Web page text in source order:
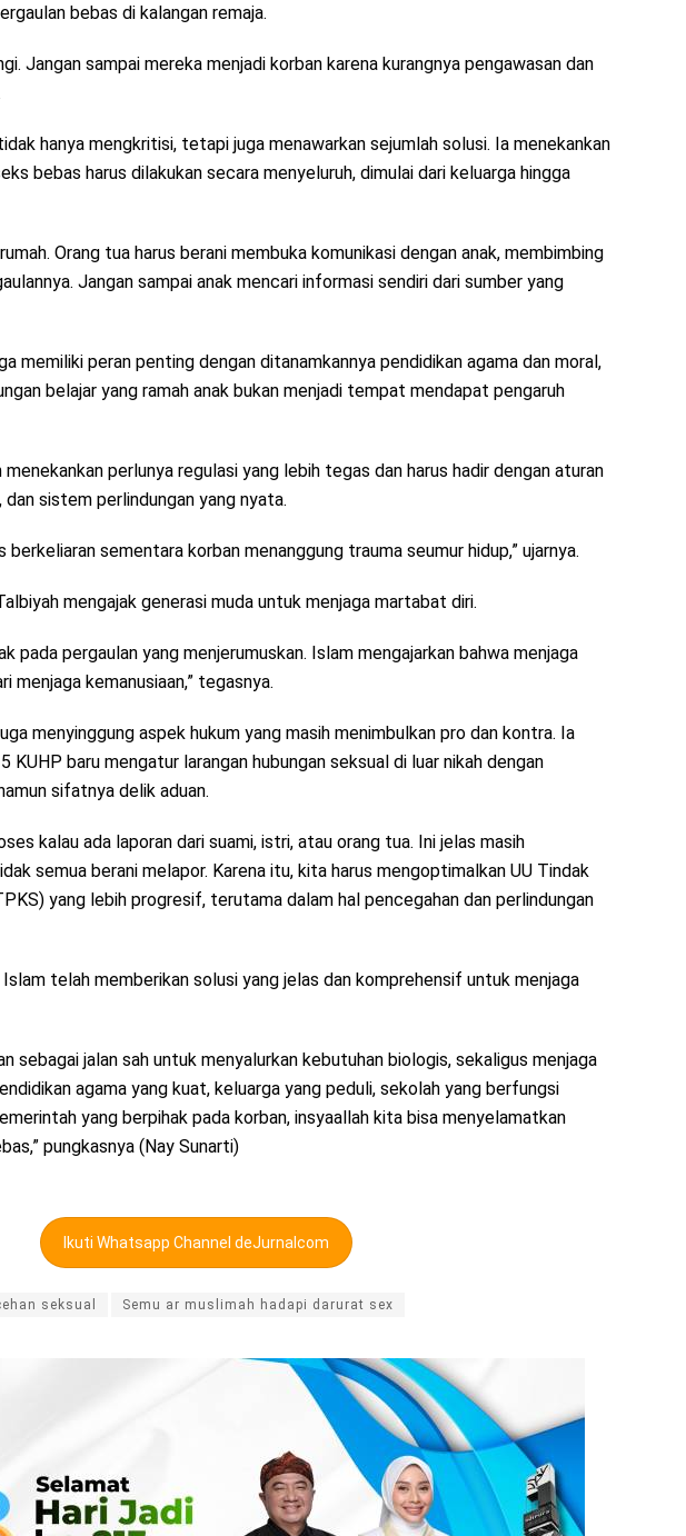
bebas di kalangan remaja.
Jangan sampai mereka menjadi korban karena kurangnya pengawasan dan
hanya mengkritisi, tetapi juga menawarkan sejumlah solusi. Ia menekankan
bebas harus dilakukan secara menyeluruh, dimulai dari keluarga hingga
Orang tua harus berani membuka komunikasi dengan anak, membimbing
Jangan sampai anak mencari informasi sendiri dari sumber yang
memiliki peran penting dengan ditanamkannya pendidikan agama dan moral,
belajar yang ramah anak bukan menjadi tempat mendapat pengaruh
menekankan perlunya regulasi yang lebih tegas dan harus hadir dengan aturan
sistem perlindungan yang nyata.
berkeliaran sementara korban menanggung trauma seumur hidup,” ujarnya.
mengajak generasi muda untuk menjaga martabat diri.
pada pergaulan yang menjerumuskan. Islam mengajarkan bahwa menjaga
menjaga kemanusiaan,” tegasnya.
menyinggung aspek hukum yang masih menimbulkan pro dan kontra. Ia
KUHP baru mengatur larangan hubungan seksual di luar nikah dengan
sifatnya delik aduan.
kalau ada laporan dari suami, istri, atau orang tua. Ini jelas masih
semua berani melapor. Karena itu, kita harus mengoptimalkan UU Tindak
yang lebih progresif, terutama dalam hal pencegahan dan perlindungan
telah memberikan solusi yang jelas dan komprehensif untuk menjaga
sebagai jalan sah untuk menyalurkan kebutuhan biologis, sekaligus menjaga
agama yang kuat, keluarga yang peduli, sekolah yang berfungsi
yang berpihak pada korban, insyaallah kita bisa menyelamatkan
pungkasnya (Nay Sunarti)
Ikuti Whatsapp Channel deJurnalcom
seksual Semu ar muslimah hadapi darurat sex